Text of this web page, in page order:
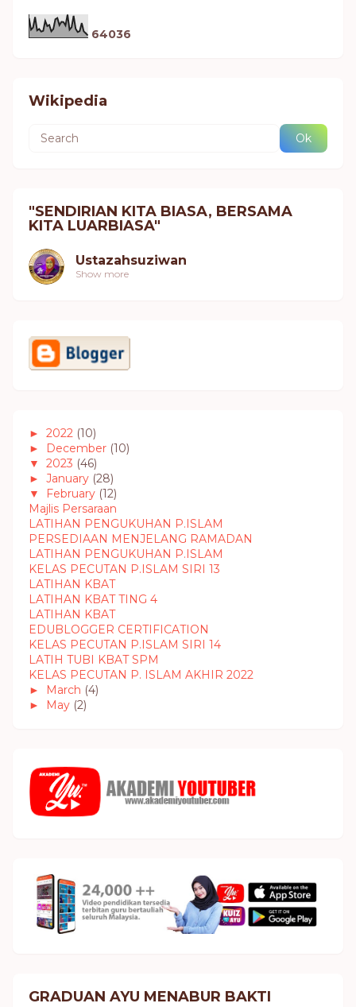
64036
Wikipedia
"SENDIRIAN KITA BIASA, BERSAMA
KITA LUARBIASA"
Ustazahsuziwan
Show more
► 2022 (10)
►
December (10)
▼
2023 (46)
► January (28)
▼
February (12)
Majlis Persaraan
LATIHAN PENGUKUHAN P.ISLAM
PERSEDIAAN MENJELANG RAMADAN
LATIHAN PENGUKUHAN P.ISLAM
KELAS PECUTAN P.ISLAM SIRI 13
LATIHAN KBAT
LATIHAN KBAT TING 4
LATIHAN KBAT
EDUBLOGGER CERTIFICATION
KELAS PECUTAN P.ISLAM SIRI 14
LATIH TUBI KBAT SPM
KELAS PECUTAN P. ISLAM AKHIR 2022
►
March (4)
►
May (2)
GRADUAN AYU MENABUR BAKTI